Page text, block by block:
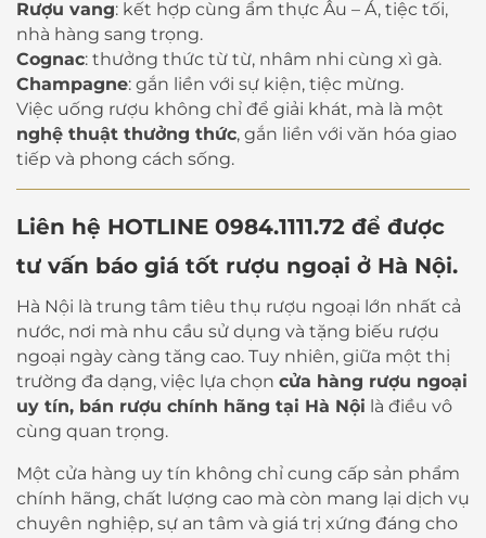
Rượu vang: kết hợp cùng ẩm thực Âu – Á, tiệc tối,
nhà hàng sang trọng.
Cognac: thưởng thức từ từ, nhâm nhi cùng xì gà.
Champagne: gắn liền với sự kiện, tiệc mừng.
Việc uống rượu không chỉ để giải khát, mà là một
nghệ thuật thưởng thức, gắn liền với văn hóa giao
tiếp và phong cách sống.
Liên hệ HOTLINE 0984.1111.72 để được
tư vấn báo giá tốt rượu ngoại ở Hà Nội.
Hà Nội là trung tâm tiêu thụ rượu ngoại lớn nhất cả
nước, nơi mà nhu cầu sử dụng và tặng biếu rượu
ngoại ngày càng tăng cao. Tuy nhiên, giữa một thị
trường đa dạng, việc lựa chọn cửa hàng rượu ngoại
uy tín, bán rượu chính hãng tại Hà Nội là điều vô
cùng quan trọng.
Một cửa hàng uy tín không chỉ cung cấp sản phẩm
chính hãng, chất lượng cao mà còn mang lại dịch vụ
chuyên nghiệp, sự an tâm và giá trị xứng đáng cho